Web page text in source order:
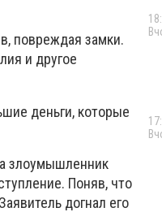
повреждая замки.
и другое
деньги, которые
злоумышленник
Поняв, что
догнал его